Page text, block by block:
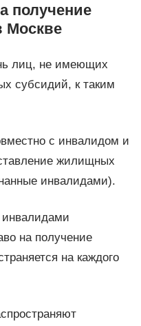
получение
Москве
лиц, не имеющих
субсидий, к таким
с инвалидом и
жилищных
инвалидами).
на получение
на каждого